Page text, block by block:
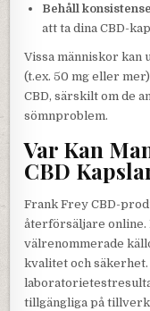
Behåll
att ta dina CBD-
Vissa människor kan
(t.ex. 50 mg eller
CBD, särskilt om de
sömnproblem.
Var Kan
CBD
Frank Frey CBD-
återförsäljare online.
välrenommerade
kvalitet och
tillgängliga på